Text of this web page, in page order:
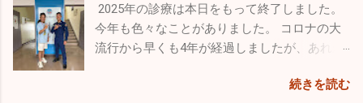
2025年の診療は本日をもって終了しました。
今年も色々なことがありました。 コロナの大
流行から早くも4年が経過しましたが、あれか
あります。日本人の抵抗力が落ちちゃったの
続きを読む